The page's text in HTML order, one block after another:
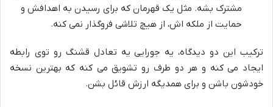
مشترک بشه. مثل یک قهرمان که برای رسیدن به اهدافش و
حمایت از ملکه اش، از هیچ تلاشی فروگذار نمی کنه.
ترکیب این دو دیدگاه، یه جورایی یه تعادل قشنگ رو توی رابطه
ایجاد می کنه و هر دو طرف رو تشویق می کنه که بهترین نسخه
خودشون باشن و برای همدیگه ارزش قائل بشن.